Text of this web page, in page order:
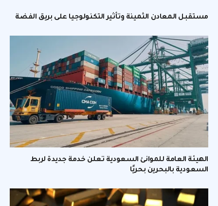
مستقبل المعادن الثمينة وتأثير التكنولوجيا على بريق الفضة
الهيئة العامة للموانئ السعودية تعلن خدمة جديدة لربط
السعودية بالبحرين بحريًا